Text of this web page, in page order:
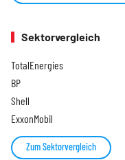
Sektorvergleich
TotalEnergies
BP
Shell
ExxonMobil
Zum Sektorvergleich